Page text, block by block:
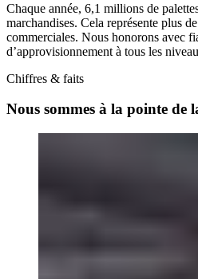
Chaque année, 6,1 millions de
marchandises. Cela représente plus
commerciales. Nous honorons avec
d’approvisionnement à tous les
Chiffres & faits
Nous sommes à la pointe de